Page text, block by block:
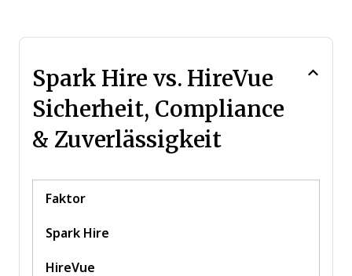
Spark Hire vs. HireVue
Sicherheit, Compliance
& Zuverlässigkeit
Faktor
Spark Hire
HireVue